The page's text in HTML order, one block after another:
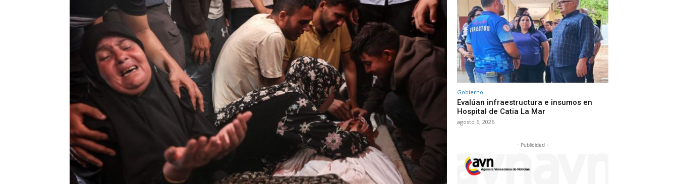
Gobierno
Evalúan infraestructura e insumos en
Hospital de Catia La Mar
agosto 6, 2026
- Publicidad -